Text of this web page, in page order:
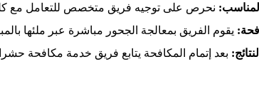
نحرص على توجيه فريق متخصص للتعامل مع كل
يقوم الفريق بمعالجة الجحور مباشرة عبر ملئها
بعد إتمام المكافحة يتابع فريق خدمة مكافحة